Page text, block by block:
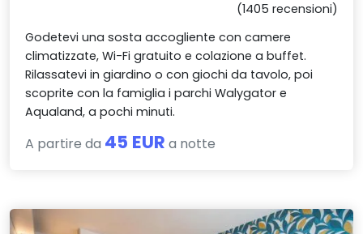
(1405 recensioni)
Godetevi una sosta accogliente con camere
climatizzate, Wi-Fi gratuito e colazione a buffet.
Rilassatevi in giardino o con giochi da tavolo, poi
scoprite con la famiglia i parchi Walygator e
Aqualand, a pochi minuti.
A partire da 45 EUR a notte